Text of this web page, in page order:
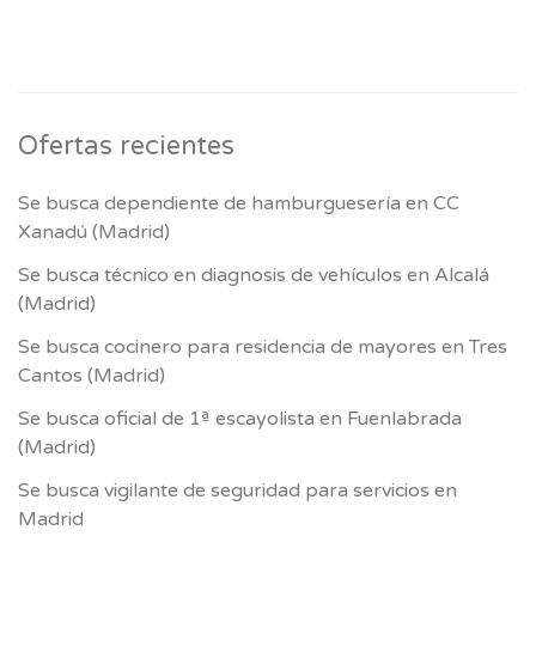
Ofertas recientes
Se busca dependiente de hamburguesería en CC
Xanadú (Madrid)
Se busca técnico en diagnosis de vehículos en Alcalá
(Madrid)
Se busca cocinero para residencia de mayores en Tres
Cantos (Madrid)
Se busca oficial de 1ª escayolista en Fuenlabrada
(Madrid)
Se busca vigilante de seguridad para servicios en
Madrid